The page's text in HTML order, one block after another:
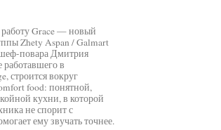
работу Grace — новый
Zhety Aspan / Galmart
повара Дмитрия
работавшего в
строится вокруг
food: понятной,
кухни, в которой
не спорит с
ему звучать точнее.